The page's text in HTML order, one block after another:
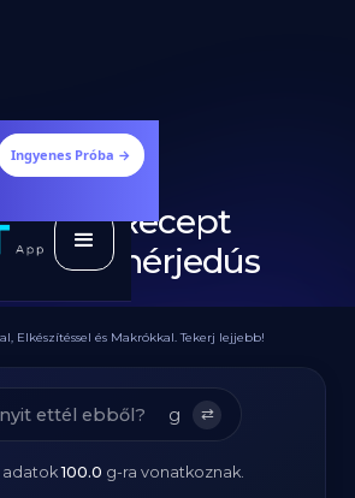
Ingyenes Próba →
Bab Recept
- Fehérjedús
Elkészítéssel és Makrókkal. Tekerj lejjebb!
g ⇄
adatok100.0 g-ra vonatkoznak.